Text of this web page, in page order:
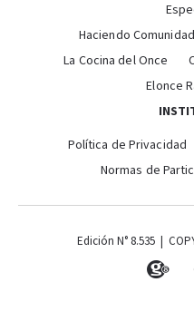
Haciendo Comunidad
La Cocina del Once
Elonce
Política de Privacidad
Normas de
Edición N° 8.535 |